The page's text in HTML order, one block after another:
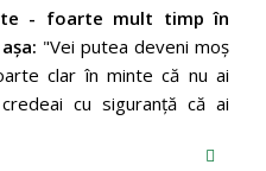
- foarte mult timp în
"Vei putea deveni moş
clar în minte că nu ai
cu siguranţă că ai